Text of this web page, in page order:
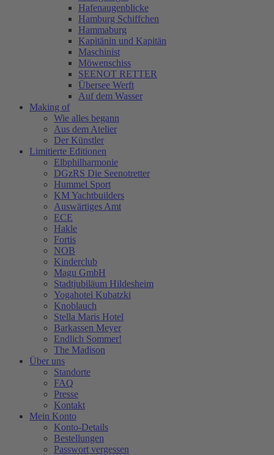
Hafenaugen­blicke
Hamburg Schiffchen
Hammaburg
Kapitänin und Kapitän
Maschinist
Möwenschiss
SEENOT RETTER
Übersee Werft
Auf dem Wasser
Making of
Wie alles begann
Aus dem Atelier
Der Künstler
Limitierte Editionen
Elbphilharmonie
DGzRS Die Seenotretter
Hummel Sport
KM Yachtbuilders
Auswärtiges Amt
ECE
Hakle
Fortis
NOB
Kinderclub
Magu GmbH
Stadtjubiläum Hildesheim
Yogahotel Kubatzki
Knoblauch
Stella Maris Hotel
Barkassen Meyer
Endlich Sommer!
The Madison
Über uns
Standorte
FAQ
Presse
Kontakt
Mein Konto
Konto-Details
Bestellungen
Passwort vergessen